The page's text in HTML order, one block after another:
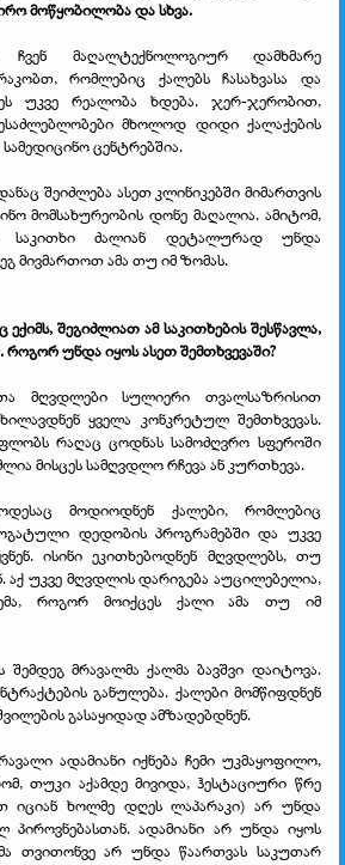
მოწყობილობა და სხვა.
მაღალტექნოლოგიურ დამხმარე
რომლებიც ქალებს ჩასახვასა და
უკვე რეალობა ხდება. ჯერ-ჯერობით,
მხოლოდ დიდი ქალაქების
ცენტრებშია.
შეიძლება ასეთ კლინიკებში მიმართვის
მომსახურეობის დონე მაღალია. ამიტომ,
საკითხი ძალიან დეტალურად უნდა
მივმართოთ ამა თუ იმ ზომას.
შეგიძლიათ ამ საკითხების შესწავლა,
როგორ უნდა იყოს ასეთ შემთხვევაში?
მღვდლები სულიერი თვალსაზრისით
ყველა კონკრეტულ შემთხვევას.
რაღაც ცოდნას სამოძღვრო სფეროში
მისცეს სამღვდლო რჩევა ან კურთხევა.
მოდიოდნენ ქალები, რომლებიც
დედობის პროგრამებში და უკვე
ისინი ეკითხებოდნენ მღვდლებს, თუ
აქ უკვე მღვდლის დარიგება აუცილებელია,
როგორ მოიქცეს ქალი ამა თუ იმ
შემდეგ მრავალმა ქალმა ბავშვი დაიტოვა.
განულება. ქალები მომწიფდნენ
გასაყიდად ამზადებდნენ.
ადამიანი იქნება ჩემი უკმაყოფილო,
თუკი აქამდე მივიდა, ჰესტაციური წრე
იციან ხოლმე დღეს ლაპარაკი) არ უნდა
პიროვნებასთან. ადამიანი არ უნდა იყოს
თვითონვე არ უნდა წაართვას საკუთარ